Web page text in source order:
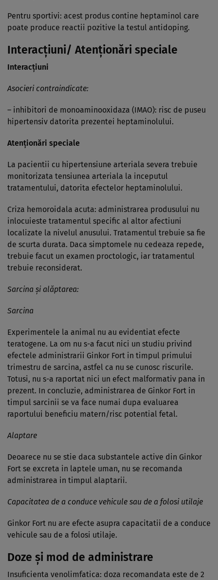
Pentru sportivi: acest produs contine heptaminol care
poate produce reactii pozitive la testul antidoping.
Interacţiuni/ Atenţionări speciale
Interacţiuni
Asocieri contraindicate:
– inhibitori de monoaminooxidaza (IMAO): risc de puseu
hipertensiv datorita prezentei heptaminolului.
Atenţionări speciale
La pacientii cu hipertensiune arteriala severa trebuie
monitorizata tensiunea arteriala la inceputul
tratamentului, datorita efectelor heptaminolului.
Criza hemoroidala acuta: administrarea produsului nu
inlocuieste tratamentul specific al altor afectiuni
localizate la nivelul anusului. Tratamentul trebuie sa fie
de scurta durata. Daca simptomele nu cedeaza repede,
trebuie facut un examen proctologic, iar tratamentul
trebuie reconsiderat.
Sarcina şi alăptarea:
Sarcina
Experimentele la animal nu au evidentiat efecte
teratogene. La om nu s-a facut nici un studiu privind
efectele administrarii Ginkor Fort in timpul primului
trimestru de sarcina, astfel ca nu se cunosc riscurile.
Totusi, nu s-a raportat nici un efect malformativ pana in
prezent. In concluzie, administrarea de Ginkor Fort in
timpul sarcinii se va face numai dupa evaluarea
raportului beneficiu matern/risc potential fetal.
Alaptare
Deoarece nu se stie daca substantele active din Ginkor
Fort se excreta in laptele uman, nu se recomanda
administrarea in timpul alaptarii.
Capacitatea de a conduce vehicule sau de a folosi utilaje
Ginkor Fort nu are efecte asupra capacitatii de a conduce
vehicule sau de a folosi utilaje.
Doze şi mod de administrare
Insuficienta venolimfatica: doza recomandata este de 2